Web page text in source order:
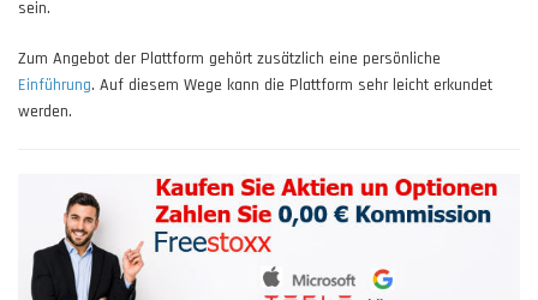
sein.
Zum Angebot der Plattform gehört zusätzlich eine persönliche
Einführung. Auf diesem Wege kann die Plattform sehr leicht erkundet
werden.